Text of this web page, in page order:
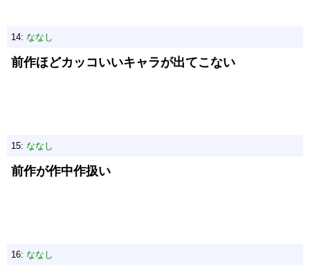
14: ななし
前作ほどカッコいいキャラが出てこない
15: ななし
前作が作中作扱い
16: ななし